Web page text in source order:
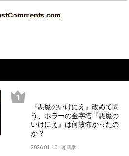
『悪魔のいけにえ』改めて問
う、ホラーの金字塔『悪魔の
いけにえ』は何故怖かったの
か？
2026.01.10 相馬学